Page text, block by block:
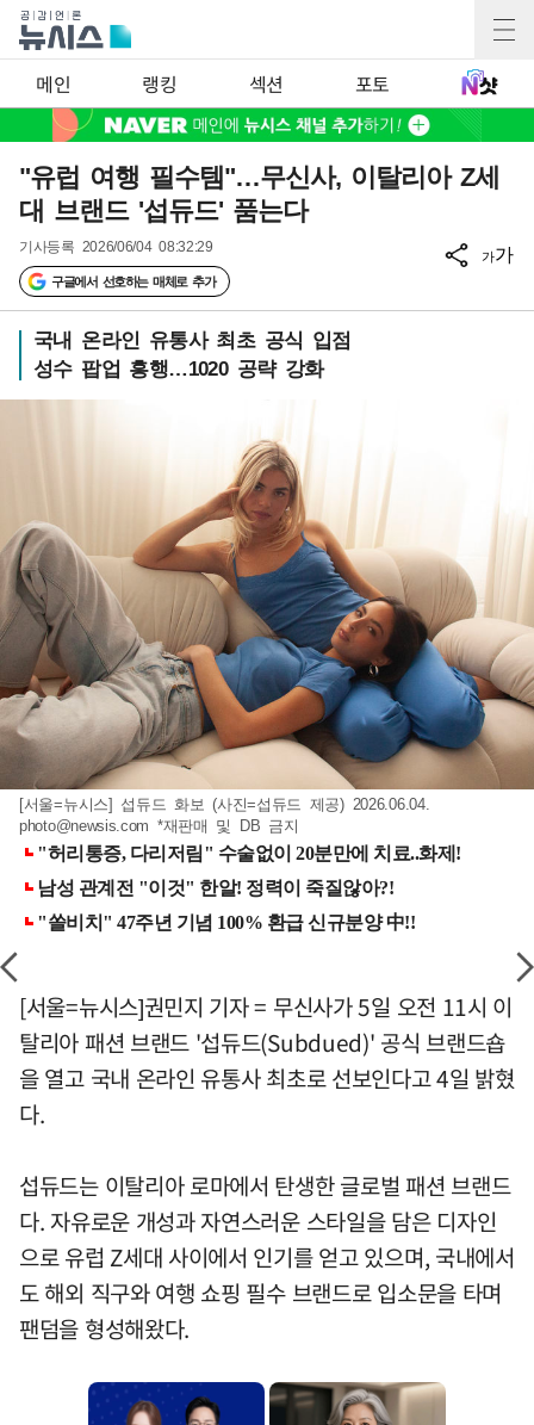
메인 랭킹 섹션 포토
"유럽 여행 필수템"…무신사, 이탈리아 Z세
대 브랜드 '섭듀드' 품는다
기사등록 2026/06/04 08:32:29
구글에서 선호하는 매체로 추가
가가
국내 온라인 유통사 최초 공식 입점
성수 팝업 흥행…1020 공략 강화
[서울=뉴시스] 섭듀드 화보 (사진=섭듀드 제공) 2026.06.04.
photo@newsis.com *재판매 및 DB 금지
[서울=뉴시스]권민지 기자 = 무신사가 5일 오전 11시 이
탈리아 패션 브랜드 '섭듀드(Subdued)' 공식 브랜드숍
을 열고 국내 온라인 유통사 최초로 선보인다고 4일 밝혔
다.
섭듀드는 이탈리아 로마에서 탄생한 글로벌 패션 브랜드
다. 자유로운 개성과 자연스러운 스타일을 담은 디자인
으로 유럽 Z세대 사이에서 인기를 얻고 있으며, 국내에서
도 해외 직구와 여행 쇼핑 필수 브랜드로 입소문을 타며
팬덤을 형성해왔다.